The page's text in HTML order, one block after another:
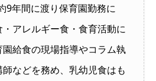
年間に渡り保育園勤務に
アレルギー食・食育活動に
給食の現場指導やコラム執
などを務め、乳幼児食はも